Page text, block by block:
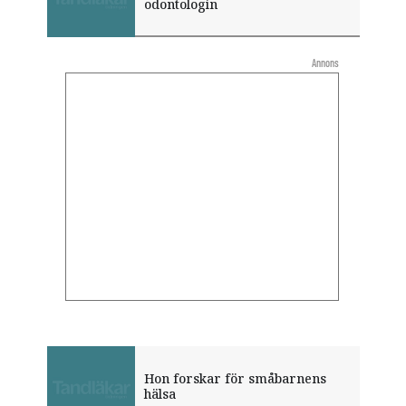
odontologin
Hon forskar för småbarnens
hälsa
Annons